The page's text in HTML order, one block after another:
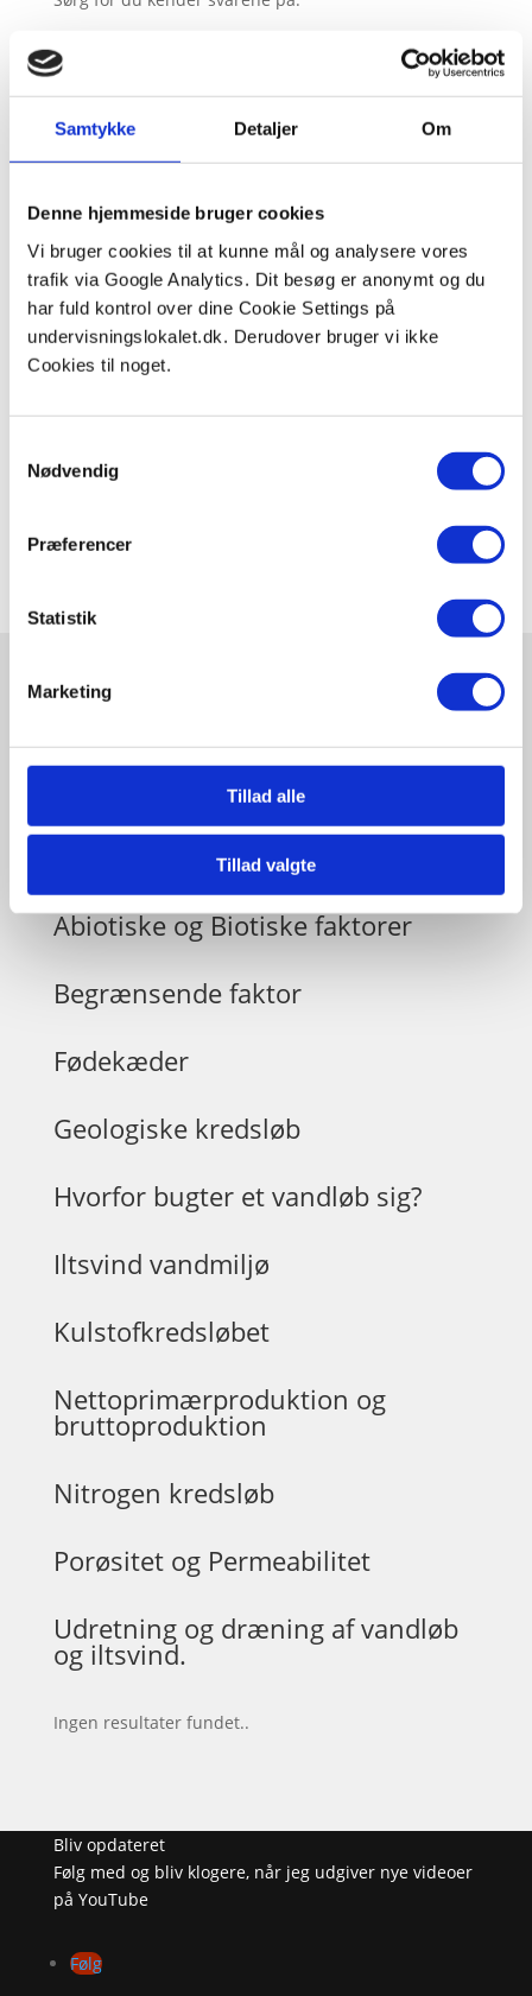
Samtykke Detaljer Om
Denne hjemmeside bruger cookies
Vi bruger cookies til at kunne mål og analysere vores
trafik via Google Analytics. Dit besøg er anonymt og du
har fuld kontrol over dine Cookie Settings på
undervisningslokalet.dk. Derudover bruger vi ikke
Cookies til noget.
Nødvendig
Præferencer
Statistik
Marketing
Tillad alle
Tillad valgte
1) Hvilke slags afstrømninger findes der? og hvad
dækker de over?
dækker de over?
dannes der mere grundvand? Kan du forklare
hvorfor?
4) Vandets kredsløb kræver energi for at vand kan
bevæge sig rundt i kredsløbet. Hvor kommer
energien til at kredsløbet kan køre fra?
Udforsk også..
Økosystem og biotiske / abiotiske
Abiotiske og Biotiske faktorer
Begrænsende faktor
Fødekæder
Geologiske kredsløb
Hvorfor bugter et vandløb sig?
Iltsvind vandmiljø
Kulstofkredsløbet
Nettoprimærproduktion og
bruttoproduktion
Nitrogen kredsløb
Porøsitet og Permeabilitet
Udretning og dræning af vandløb
og iltsvind.
Ingen resultater fundet..
Bliv opdateret
Følg med og bliv klogere, når jeg udgiver nye videoer
på YouTube
Følg